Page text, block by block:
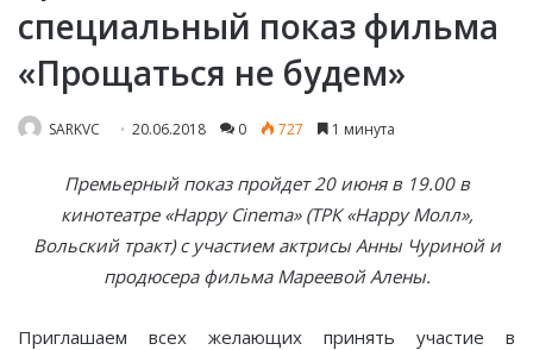
специальный показ фильма
«Прощаться не будем»
SARKVC 20.06.2018 0 727 1 минута
Премьерный показ пройдет 20 июня в 19.00 в
кинотеатре «Happy Cinema» (ТРК «Happy Молл»,
Вольский тракт) с участием актрисы Анны Чуриной и
продюсера фильма Мареевой Алены.
Приглашаем всех желающих принять участие в